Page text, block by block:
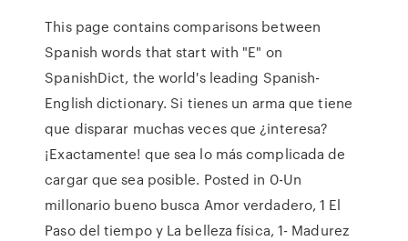
This page contains comparisons between
Spanish words that start with "E" on
SpanishDict, the world's leading Spanish-
English dictionary. Si tienes un arma que tiene
que disparar muchas veces que ¿interesa?
¡Exactamente! que sea lo más complicada de
cargar que sea posible. Posted in 0-Un
millonario bueno busca Amor verdadero, 1 El
Paso del tiempo y La belleza física, 1- Madurez